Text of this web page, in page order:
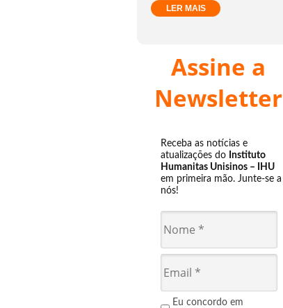
LER MAIS
Assine a
Newsletter
Receba as notícias e
atualizações do Instituto
Humanitas Unisinos – IHU
em primeira mão. Junte-se a
nós!
Eu concordo em